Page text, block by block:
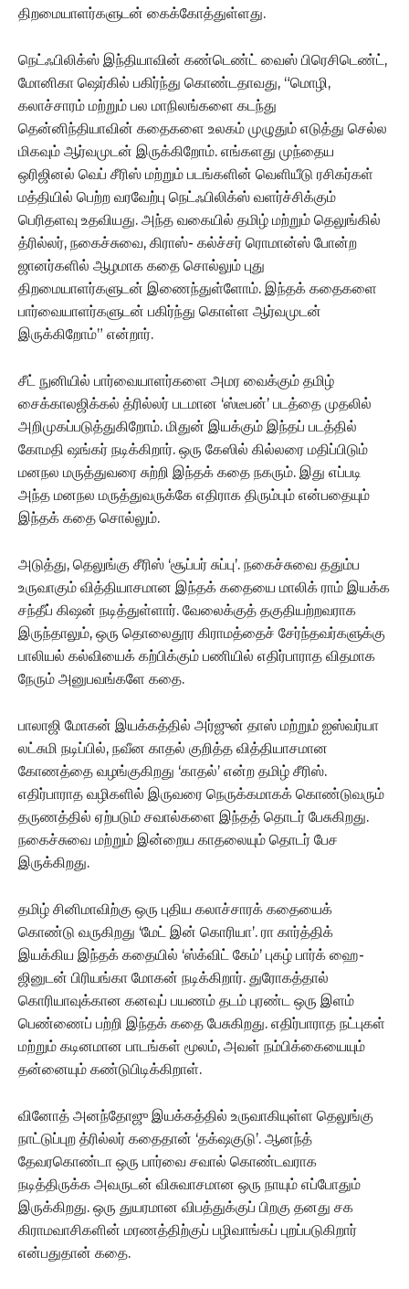
திறமையாளர்களுடன் கைக்கோத்துள்ளது.
நெட்ஃபிலிக்ஸ் இந்தியாவின் கண்டெண்ட் வைஸ் பிரெசிடெண்ட்,
மோனிகா ஷெர்கில் பகிர்ந்து கொண்டதாவது, “மொழி,
கலாச்சாரம் மற்றும் பல மாநிலங்களை கடந்து
தென்னிந்தியாவின் கதைகளை உலகம் முழுதும் எடுத்து செல்ல
மிகவும் ஆர்வமுடன் இருக்கிறோம். எங்களது முந்தைய
ஒரிஜினல் வெப் சீரிஸ் மற்றும் படங்களின் வெளியீடு ரசிகர்கள்
மத்தியில் பெற்ற வரவேற்பு நெட்ஃபிலிக்ஸ் வளர்ச்சிக்கும்
பெரிதளவு உதவியது. அந்த வகையில் தமிழ் மற்றும் தெலுங்கில்
த்ரில்லர், நகைச்சுவை, கிராஸ்- கல்ச்சர் ரொமான்ஸ் போன்ற
ஜானர்களில் ஆழமாக கதை சொல்லும் புது
திறமையாளர்களுடன் இணைந்துள்ளோம். இந்தக் கதைகளை
பார்வையாளர்களுடன் பகிர்ந்து கொள்ள ஆர்வமுடன்
இருக்கிறோம்” என்றார்.
சீட் நுனியில் பார்வையாளர்களை அமர வைக்கும் தமிழ்
சைக்காலஜிக்கல் த்ரில்லர் படமான ‘ஸ்டீபன்’ படத்தை முதலில்
அறிமுகப்படுத்துகிறோம். மிதுன் இயக்கும் இந்தப் படத்தில்
கோமதி ஷங்கர் நடிக்கிறார். ஒரு கேஸில் கில்லரை மதிப்பிடும்
மனநல மருத்துவரை சுற்றி இந்தக் கதை நகரும். இது எப்படி
அந்த மனநல மருத்துவருக்கே எதிராக திரும்பும் என்பதையும்
இந்தக் கதை சொல்லும்.
அடுத்து, தெலுங்கு சீரிஸ் ‘சூப்பர் சுப்பு’. நகைச்சுவை ததும்ப
உருவாகும் வித்தியாசமான இந்தக் கதையை மாலிக் ராம் இயக்க
சந்தீப் கிஷன் நடித்துள்ளார். வேலைக்குத் தகுதியற்றவராக
இருந்தாலும், ஒரு தொலைதூர கிராமத்தைச் சேர்ந்தவர்களுக்கு
பாலியல் கல்வியைக் கற்பிக்கும் பணியில் எதிர்பாராத விதமாக
நேரும் அனுபவங்களே கதை.
பாலாஜி மோகன் இயக்கத்தில் அர்ஜுன் தாஸ் மற்றும் ஐஸ்வர்யா
லட்சுமி நடிப்பில், நவீன காதல் குறித்த வித்தியாசமான
கோணத்தை வழங்குகிறது ‘காதல்’ என்ற தமிழ் சீரிஸ்.
எதிர்பாராத வழிகளில் இருவரை நெருக்கமாகக் கொண்டுவரும்
தருணத்தில் ஏற்படும் சவால்களை இந்தத் தொடர் பேசுகிறது.
நகைச்சுவை மற்றும் இன்றைய காதலையும் தொடர் பேச
இருக்கிறது.
தமிழ் சினிமாவிற்கு ஒரு புதிய கலாச்சாரக் கதையைக்
கொண்டு வருகிறது ‘மேட் இன் கொரியா’. ரா கார்த்திக்
இயக்கிய இந்தக் கதையில் ‘ஸ்க்விட் கேம்’ புகழ் பார்க் ஹை-
ஜினுடன் பிரியங்கா மோகன் நடிக்கிறார். துரோகத்தால்
கொரியாவுக்கான கனவுப் பயணம் தடம் புரண்ட ஒரு இளம்
பெண்ணைப் பற்றி இந்தக் கதை பேசுகிறது. எதிர்பாராத நட்புகள்
மற்றும் கடினமான பாடங்கள் மூலம், அவள் நம்பிக்கையையும்
தன்னையும் கண்டுபிடிக்கிறாள்.
வினோத் அனந்தோஜு இயக்கத்தில் உருவாகியுள்ள தெலுங்கு
நாட்டுப்புற த்ரில்லர் கதைதான் ‘தக்‌ஷகுடு’. ஆனந்த்
தேவரகொண்டா ஒரு பார்வை சவால் கொண்டவராக
நடித்திருக்க அவருடன் விசுவாசமான ஒரு நாயும் எப்போதும்
இருக்கிறது. ஒரு துயரமான விபத்துக்குப் பிறகு தனது சக
கிராமவாசிகளின் மரணத்திற்குப் பழிவாங்கப் புறப்படுகிறார்
என்பதுதான் கதை.